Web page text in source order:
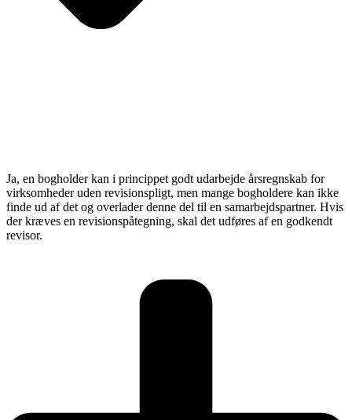
Ja, en bogholder kan i princippet godt udarbejde årsregnskab for
virksomheder uden revisionspligt, men mange bogholdere kan ikke
finde ud af det og overlader denne del til en samarbejdspartner. Hvis
der kræves en revisionspåtegning, skal det udføres af en godkendt
revisor.